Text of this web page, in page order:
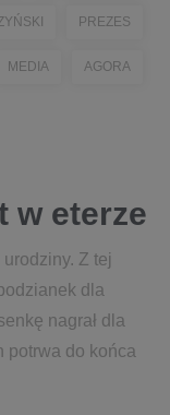
PREZES
MEDIA AGORA
w eterze
Z tej
dla
nagrał dla
potrwa do końca